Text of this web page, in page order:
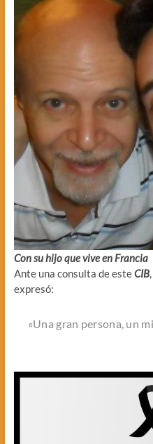
Con su hijo que vive en Francia
Ante una consulta de esteCIB
expresó:
«Una gran persona, un